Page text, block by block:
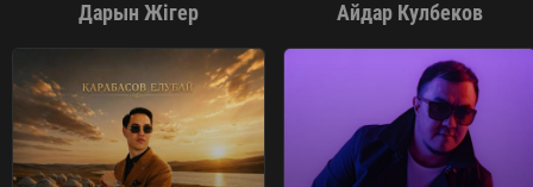
Дарын Жігер Айдар Кулбеков